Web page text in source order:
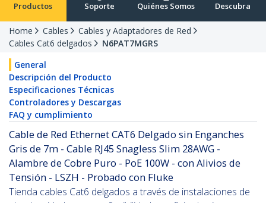
Productos Soporte Quiénes Somos Descubra
Home Cables
Cables y Adaptadores de Red
Cables Cat6 delgados
N6PAT7MGRS
General
Descripción del Producto
Especificaciones Técnicas
Controladores y Descargas
FAQ y cumplimiento
Cable de Red Ethernet CAT6 Delgado sin Enganches
Gris de 7m - Cable RJ45 Snagless Slim 28AWG -
Alambre de Cobre Puro - PoE 100W - con Alivios de
Tensión - LSZH - Probado con Fluke
Tienda cables Cat6 delgados a través de instalaciones de